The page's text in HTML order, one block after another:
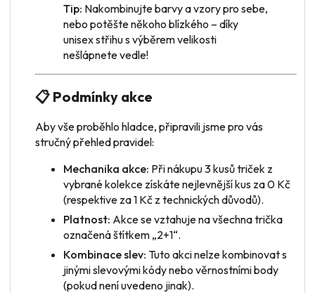
Tip: Nakombinujte barvy a vzory pro sebe,
nebo potěšte někoho blízkého – díky
unisex střihu s výběrem velikosti
nešlápnete vedle!
📋 Podmínky akce
Aby vše proběhlo hladce, připravili jsme pro vás
stručný přehled pravidel:
Mechanika akce: Při nákupu 3 kusů triček z
vybrané kolekce získáte nejlevnější kus za 0 Kč
(respektive za 1 Kč z technických důvodů).
Platnost: Akce se vztahuje na všechna trička
označená štítkem „2+1“.
Kombinace slev: Tuto akci nelze kombinovat s
jinými slevovými kódy nebo věrnostními body
(pokud není uvedeno jinak).